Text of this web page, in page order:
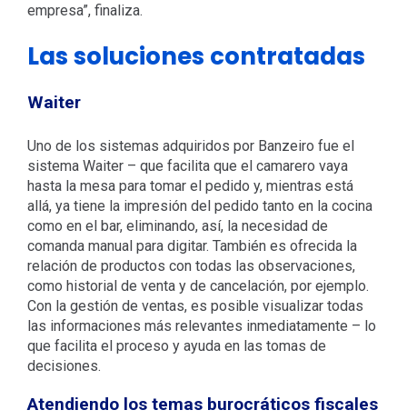
empresa”, finaliza.
Las soluciones contratadas
Waiter
Uno de los sistemas adquiridos por Banzeiro fue el
sistema Waiter – que facilita que el camarero vaya
hasta la mesa para tomar el pedido y, mientras está
allá, ya tiene la impresión del pedido tanto en la cocina
como en el bar, eliminando, así, la necesidad de
comanda manual para digitar. También es ofrecida la
relación de productos con todas las observaciones,
como historial de venta y de cancelación, por ejemplo.
Con la gestión de ventas, es posible visualizar todas
las informaciones más relevantes inmediatamente – lo
que facilita el proceso y ayuda en las tomas de
decisiones.
Atendiendo los temas burocráticos fiscales